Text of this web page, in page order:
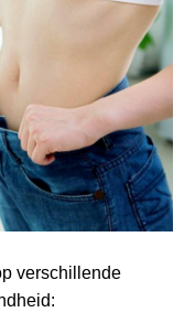
verschillende